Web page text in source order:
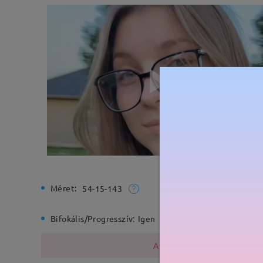
Méret: 54-15-143 Teljes
Bifokális/Progresszív: Igen
A fémszerkezet nikkelt